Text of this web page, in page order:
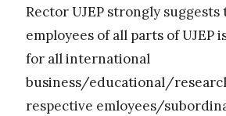
Rector UJEP strongly
employees of all parts of UJEP
for all international
business/educational/
respective emloyees/